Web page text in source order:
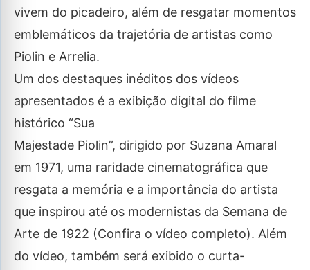
vivem do picadeiro, além de resgatar momentos
emblemáticos da trajetória de artistas como
Piolin e Arrelia.
Um dos destaques inéditos dos vídeos
apresentados é a exibição digital do filme
histórico “Sua
Majestade Piolin”, dirigido por Suzana Amaral
em 1971, uma raridade cinematográfica que
resgata a memória e a importância do artista
que inspirou até os modernistas da Semana de
Arte de 1922 (Confira o vídeo completo). Além
do vídeo, também será exibido o curta-